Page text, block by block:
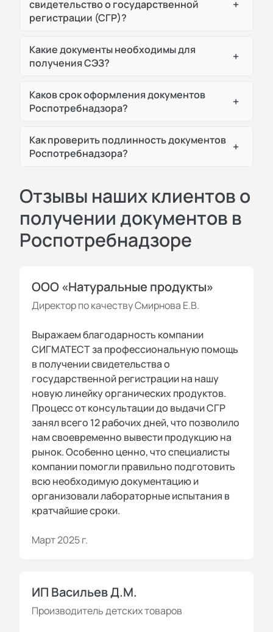
свидетельство о государственной
регистрации (СГР)?
+
Какие документы необходимы для
получения СЭЗ?
+
Каков срок оформления документов
Роспотребнадзора?
+
Как проверить подлинность документов
Роспотребнадзора?
+
Отзывы наших клиентов о
получении документов в
Роспотребнадзоре
ООО «Натуральные продукты»
Директор по качеству Смирнова Е.В.
Выражаем благодарность компании
СИГМАТЕСТ за профессиональную помощь
в получении свидетельства о
государственной регистрации на нашу
новую линейку органических продуктов.
Процесс от консультации до выдачи СГР
занял всего 12 рабочих дней, что позволило
нам своевременно вывести продукцию на
рынок. Особенно ценно, что специалисты
компании помогли правильно подготовить
всю необходимую документацию и
организовали лабораторные испытания в
кратчайшие сроки.
Март 2025 г.
ИП Васильев Д.М.
Производитель детских товаров